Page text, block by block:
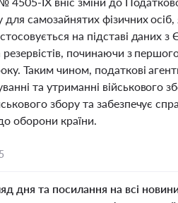
самозайнятих фізичних
на підставі даних
починаючи з
Таким чином, податкові
та утриманні військового
збору та забезпечує
оборони країни.
дня та посилання на всі